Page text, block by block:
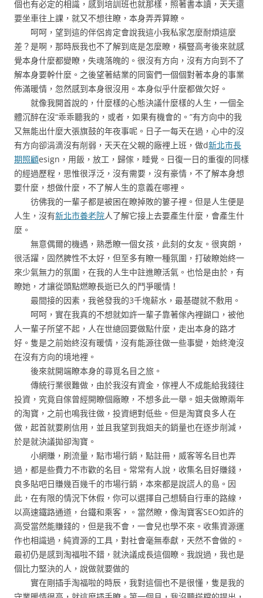
個也有必定的相識，感到培訓班也就那樣，照著書本讀，天天還
要坐車往上課，就又不想往瞭，本身弄弄算瞭。
呵呵，望到這的伴侶肯定會說我這小我私家怎麼耐煩這麼
差？是啊，那時辰我也不了解到底是怎麼瞭，橫豎高考後來就感
覺本身什麼都變瞭，失魂落魄的。很沒有方向，沒有方向到不了
解本身要幹什麼。之後望著結業的同窗們一個個對著本身的事業
佈滿暖情，忽然感到本身很沒用。本身似乎什麼都做欠好。
就像我開首說的，什麼樣的心態決議什麼樣的人生，一個全
體沉醉在沒“乖乖聽我的，或者，如果有機會的。”有方向中的我
又無能出什麼大張旗鼓的年夜事呢。日子一每天在過，心中的沒
有方向卻涓滴沒有削弱，天天在父親的廠裡上班，做d新北市長
期照顧esign，用飯，放工，歸傢，睡覺。日復一日的重復的同樣
的經過歷程，思惟很浮泛，沒有需要，沒有豪情，不了解本身想
要什麼，想做什麼，不了解人生的意義在哪裡。
彷佛我的一輩子都是被困在瞭掉敗的簍子裡。但是人生便是
人生，沒有新北市養老院人了解它接上去要產生什麼，會產生什
麼。
無意偶爾的機遇，熟悉瞭一個女孩，此刻的女友。很爽朗，
很活躍，固然脾性不太好，但至多有瞭一種氛圍，打破瞭始終一
來少氣無力的氛圍，在我的人生中註進瞭活氣。也恰是由於，有
瞭她，才讓從頭點燃瞭長逝已久的鬥爭暖情！
最間接的因素，我爸發我的3千塊薪水，最基礎就不敷用。
呵呵，實在我真的不想就如許一輩子靠著傢內裡餬口，被他
人一輩子所望不起，人在世總回要做點什麼，走出本身的路才
好。隻是之前始終沒有暖情，沒有能源往做一些事變，始終淹沒
在沒有方向的境地裡。
後來就開端瞭本身的尋覓名目之旅。
傳統行業很難做，由於我沒有資金，傢裡人不成能給我錢往
投資，究竟自傢曾經開瞭個廠瞭，不想多此一舉。姐夫做瞭兩年
的淘寶，之前也鳴我往做，投資絕對低些。但是淘寶良多人在
做，起首就要刷信用，並且我望到我姐夫的銷量也在逐步削減，
於是就決議拋卻淘寶。
小網賺，刷流量，點市場行銷，點註冊，威客等名目也弄
過，都是些費力不市歡的名目。常常有人說，收集名目好賺錢，
良多貼吧日賺幾百幾千的市場行銷，本來都是說謊人的島。因
此，在有限的情況下休假，你可以選擇自己想騎自行車的路線，
以高速鐵路通道，台鐵和乘客，。當然瞭，像淘寶客SEO如許的
高受當然能賺錢的，但是我不會，一會兒也學不來。收集資源運
作也相識過，純資源的工具，對社會毫無奉獻，天然不會做的。
最初仍是感到淘福啦不錯，就決議成長這個瞭。我說過，我也是
個比力堅決的人，說做就要做的
實在剛插手淘福啦的時辰，我對這個也不是很懂，隻是我的